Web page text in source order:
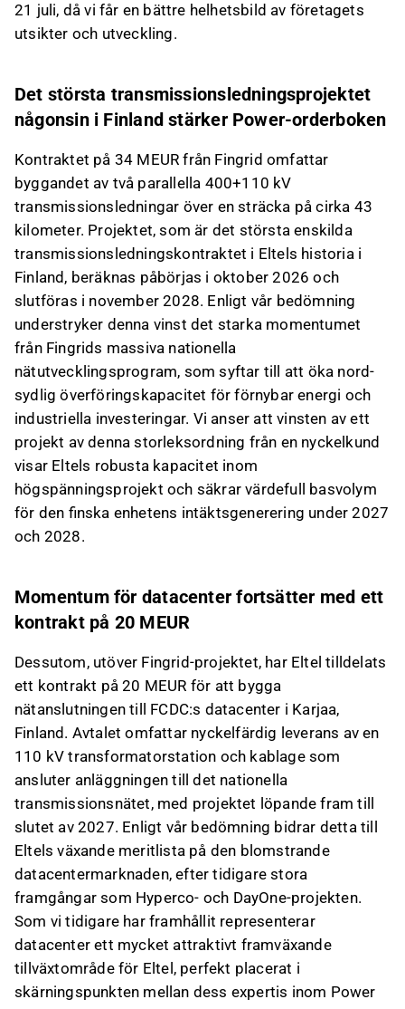
21 juli, då vi får en bättre helhetsbild av företagets
utsikter och utveckling.
Det största transmissionsledningsprojektet
någonsin i Finland stärker Power-orderboken
Kontraktet på 34 MEUR från Fingrid omfattar
byggandet av två parallella 400+110 kV
transmissionsledningar över en sträcka på cirka 43
kilometer. Projektet, som är det största enskilda
transmissionsledningskontraktet i Eltels historia i
Finland, beräknas påbörjas i oktober 2026 och
slutföras i november 2028. Enligt vår bedömning
understryker denna vinst det starka momentumet
från Fingrids massiva nationella
nätutvecklingsprogram, som syftar till att öka nord-
sydlig överföringskapacitet för förnybar energi och
industriella investeringar. Vi anser att vinsten av ett
projekt av denna storleksordning från en nyckelkund
visar Eltels robusta kapacitet inom
högspänningsprojekt och säkrar värdefull basvolym
för den finska enhetens intäktsgenerering under 2027
och 2028.
Momentum för datacenter fortsätter med ett
kontrakt på 20 MEUR
Dessutom, utöver Fingrid-projektet, har Eltel tilldelats
ett kontrakt på 20 MEUR för att bygga
nätanslutningen till FCDC:s datacenter i Karjaa,
Finland. Avtalet omfattar nyckelfärdig leverans av en
110 kV transformatorstation och kablage som
ansluter anläggningen till det nationella
transmissionsnätet, med projektet löpande fram till
slutet av 2027. Enligt vår bedömning bidrar detta till
Eltels växande meritlista på den blomstrande
datacentermarknaden, efter tidigare stora
framgångar som Hyperco- och DayOne-projekten.
Som vi tidigare har framhållit representerar
datacenter ett mycket attraktivt framväxande
tillväxtområde för Eltel, perfekt placerat i
skärningspunkten mellan dess expertis inom Power